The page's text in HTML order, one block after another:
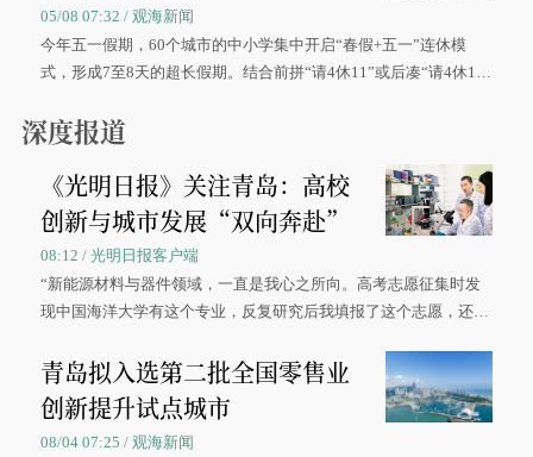
05/08 07:32 / 观海新闻
今年五一假期，60个城市的中小学集中开启“春假+五一”连休模
式，形成7至8天的超长假期。结合前拼“请4休11”或后凑“请4休1
深度报道
《光明日报》关注青岛：高校
创新与城市发展“双向奔赴”
08:12 / 光明日报客户端
“新能源材料与器件领域，一直是我心之所向。高考志愿征集时发
现中国海洋大学有这个专业，反复研究后我填报了这个志愿，还真
大学材料科学与工程学院材料类专业的录取通知书。
青岛拟入选第二批全国零售业
创新提升试点城市
08/04 07:25 / 观海新闻